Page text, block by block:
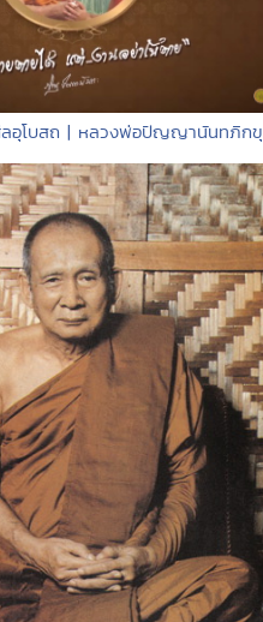
ลอุโบสถ | หลวงพ่อปัญญานันทภิกขุ